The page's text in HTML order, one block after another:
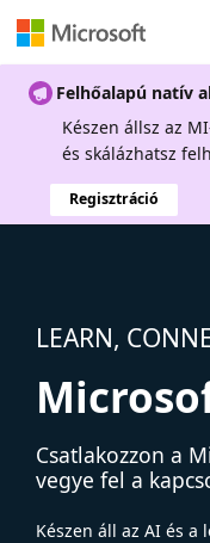
Felhőalapú natív
Készen állsz az
és skálázhatsz
Regisztráció
LEARN,
Csatlakozzon a
vegye fel a
Készen áll az AI és